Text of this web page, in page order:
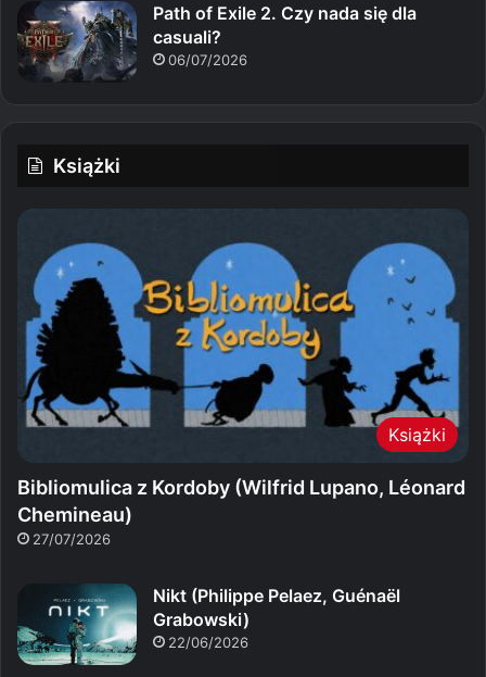
Path of Exile 2. Czy nada się dla
casuali?
06/07/2026
Książki
Książki
Bibliomulica z Kordoby (Wilfrid Lupano, Léonard
Chemineau)
27/07/2026
Nikt (Philippe Pelaez, Guénaël
Grabowski)
22/06/2026